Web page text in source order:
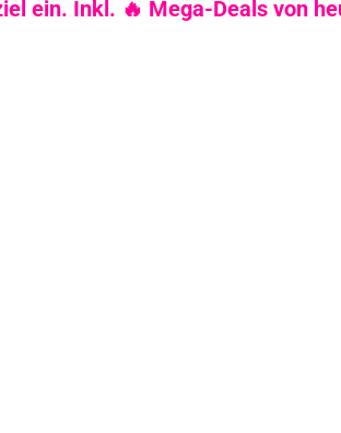
ein. Inkl. 🔥 Mega-Deals von